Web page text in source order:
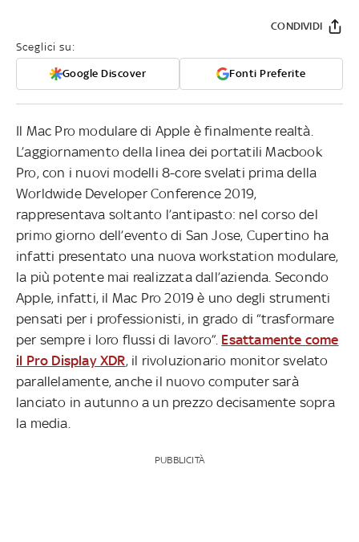
Sceglici su:
Google Discover Fonti Preferite
CONDIVIDI
Il Mac Pro modulare di Apple è finalmente realtà.
L’aggiornamento della linea dei portatili Macbook
Pro, con i nuovi modelli 8-core svelati prima della
Worldwide Developer Conference 2019,
rappresentava soltanto l’antipasto: nel corso del
primo giorno dell’evento di San Jose, Cupertino ha
infatti presentato una nuova workstation modulare,
la più potente mai realizzata dall’azienda. Secondo
Apple, infatti, il Mac Pro 2019 è uno degli strumenti
pensati per i professionisti, in grado di “trasformare
per sempre i loro flussi di lavoro”. Esattamente come
il Pro Display XDR, il rivoluzionario monitor svelato
parallelamente, anche il nuovo computer sarà
lanciato in autunno a un prezzo decisamente sopra
la media.
PUBBLICITÀ